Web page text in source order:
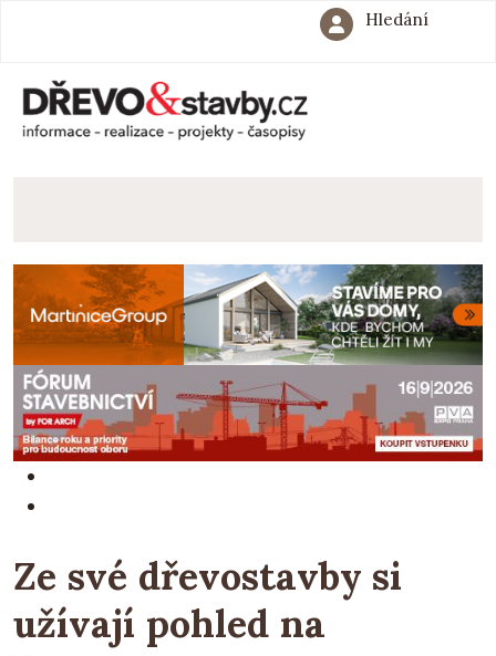
Hledání
Ze své dřevostavby si
užívají pohled na